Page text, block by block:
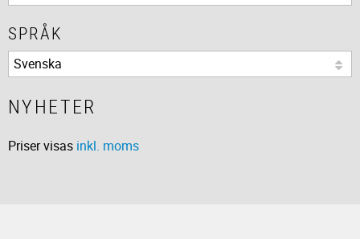
SPRÅK
NYHETER
Priser visas inkl. moms